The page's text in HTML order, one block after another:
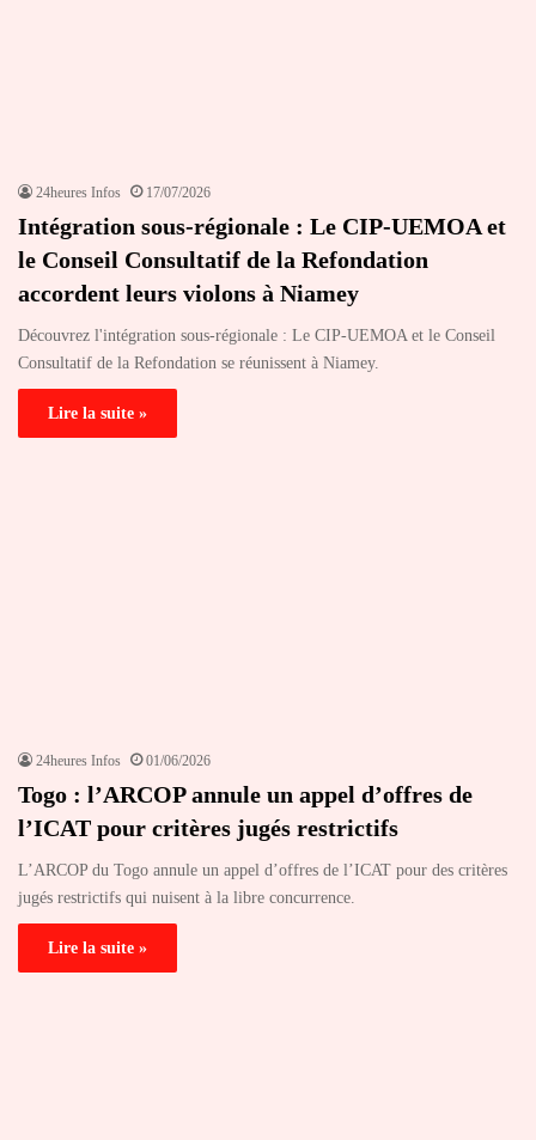
24heures Infos 17/07/2026
Intégration sous-régionale : Le CIP-UEMOA et
le Conseil Consultatif de la Refondation
accordent leurs violons à Niamey
Découvrez l'intégration sous-régionale : Le CIP-UEMOA et le Conseil
Consultatif de la Refondation se réunissent à Niamey.
Lire la suite »
24heures Infos 01/06/2026
Togo : l’ARCOP annule un appel d’offres de
l’ICAT pour critères jugés restrictifs
L’ARCOP du Togo annule un appel d’offres de l’ICAT pour des critères
jugés restrictifs qui nuisent à la libre concurrence.
Lire la suite »